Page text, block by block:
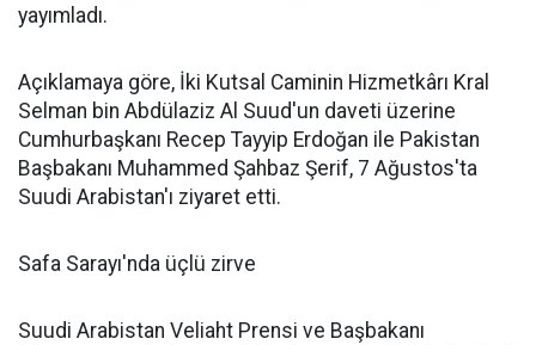
yayımladı.
Açıklamaya göre, İki Kutsal Caminin Hizmetkârı Kral
Selman bin Abdülaziz Al Suud'un daveti üzerine
Cumhurbaşkanı Recep Tayyip Erdoğan ile Pakistan
Başbakanı Muhammed Şahbaz Şerif, 7 Ağustos'ta
Suudi Arabistan'ı ziyaret etti.
Safa Sarayı'nda üçlü zirve
Suudi Arabistan Veliaht Prensi ve Başbakanı